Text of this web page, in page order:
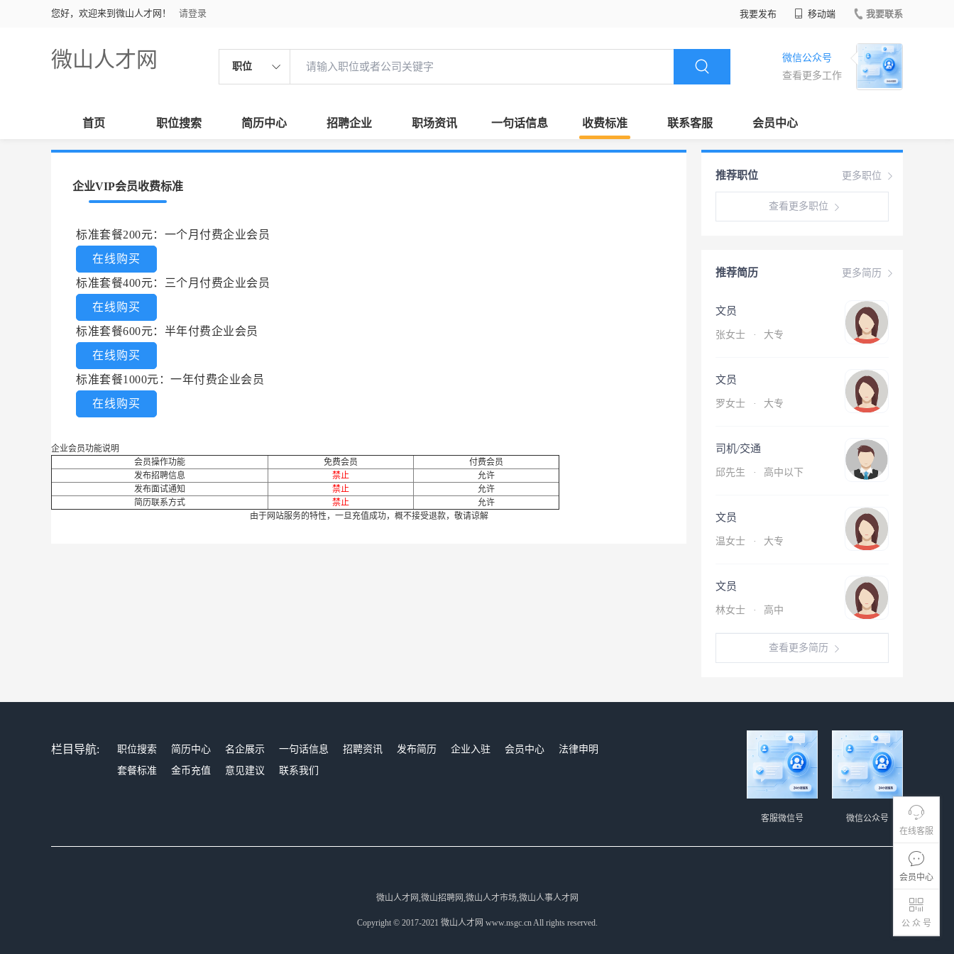
您好，欢迎来到微山人才网！ 请登录 我要发布 移动端 我要联系
微山人才网 职位
微信公众号
查看更多工作
首页 职位搜索 简历中心 招聘企业 职场资讯 一句话信息 收费标准 联系客服 会员中心
在线客服
会员中心
公 众 号
企业VIP会员收费标准
标准套餐200元：一个月付费企业会员
在线购买
标准套餐400元：三个月付费企业会员
在线购买
标准套餐600元：半年付费企业会员
在线购买
标准套餐1000元：一年付费企业会员
在线购买
企业会员功能说明
会员操作功能
免费会员
付费会员
发布招聘信息
禁止
允许
发布面试通知
禁止
允许
简历联系方式
禁止
允许
由于网站服务的特性，一旦充值成功，概不接受退款，敬请谅解
更多职位
推荐职位
查看更多职位
更多简历
推荐简历
文员
张女士 · 大专
文员
罗女士 · 大专
司机/交通
邱先生 · 高中以下
文员
温女士 · 大专
文员
林女士 · 高中
查看更多简历
栏目导航: 职位搜索 简历中心 名企展示 一句话信息 招聘资讯 发布简历 企业入驻 会员中心
法律申明
套餐标准
金币充值 意见建议 联系我们
微信公众号
客服微信号
微山人才网,微山招聘网,微山人才市场,微山人事人才网
Copyright © 2017-2021 微山人才网 www.nsgc.cn All rights reserved.